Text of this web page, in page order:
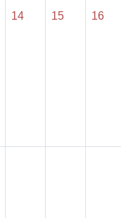
14 15 16